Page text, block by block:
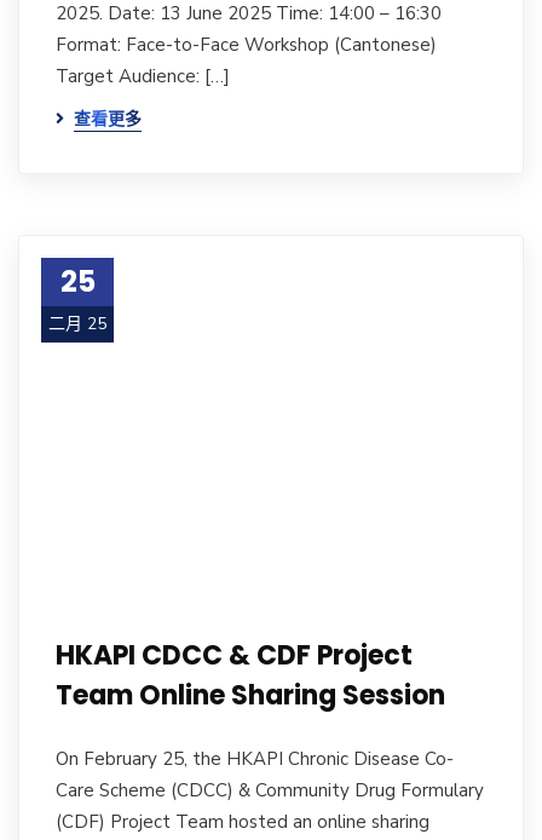
2025. Date: 13 June 2025 Time: 14:00 – 16:30
Format: Face-to-Face Workshop (Cantonese)
Target Audience: […]
查看更多
25
二月 25
HKAPI CDCC & CDF Project
Team Online Sharing Session
On February 25, the HKAPI Chronic Disease Co-
Care Scheme (CDCC) & Community Drug Formulary
(CDF) Project Team hosted an online sharing